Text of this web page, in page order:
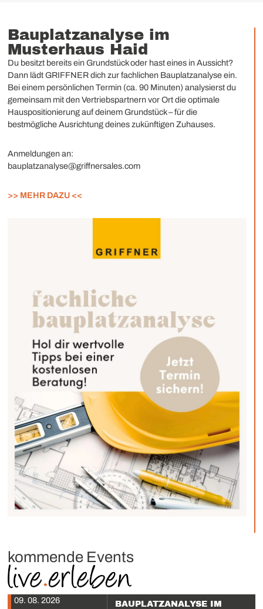
Bauplatzanalyse im
Musterhaus Haid
Du besitzt bereits ein Grundstück oder hast eines in Aussicht?
Dann lädt GRIFFNER dich zur fachlichen Bauplatzanalyse ein.
Bei einem persönlichen Termin (ca. 90 Minuten) analysierst du
gemeinsam mit den Vertriebspartnern vor Ort die optimale
Hauspositionierung auf deinem Grundstück – für die
bestmögliche Ausrichtung deines zukünftigen Zuhauses.
Anmeldungen an:
bauplatzanalyse@griffnersales.com
>> MEHR DAZU <<
kommende Events
09. 08. 2026 BAUPLATZANALYSE IM